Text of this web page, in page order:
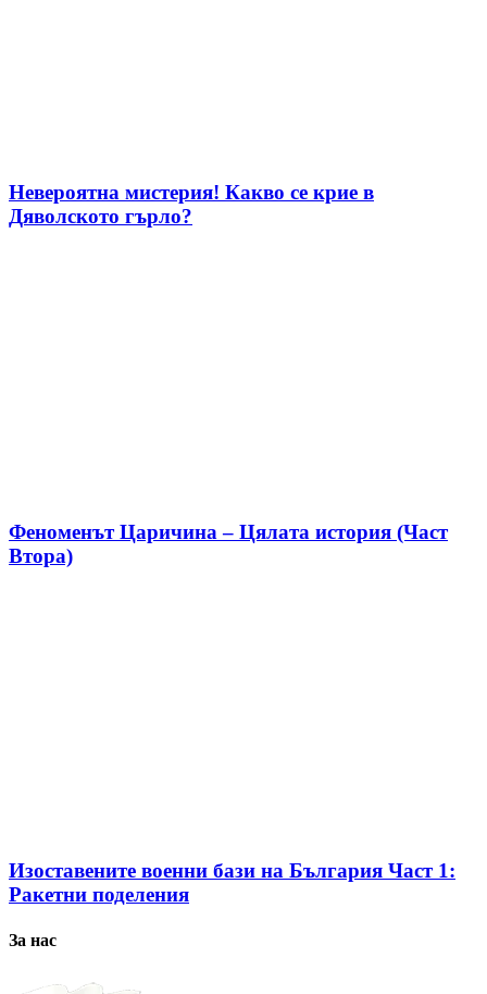
Невероятна мистерия! Какво се крие в
Дяволското гърло?
Феноменът Царичина – Цялата история (Част
Втора)
Изоставените военни бази на България Част 1:
Ракетни поделения
За нас